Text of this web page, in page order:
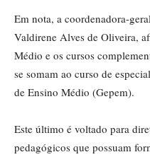
Em nota, a coordenadora-
Valdirene Alves de Oliveira,
Médio e os cursos
se somam ao curso de
de Ensino Médio (Gepem).
Este último é voltado para
pedagógicos que possuam